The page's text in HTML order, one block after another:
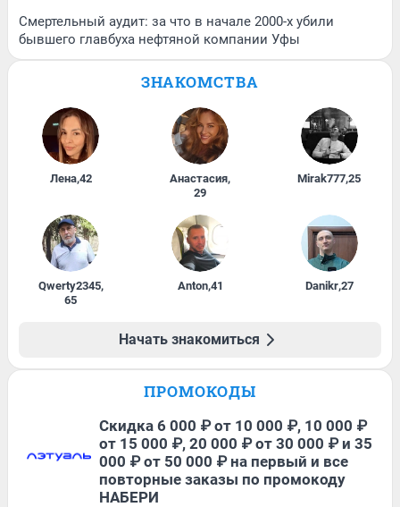
Смертельный аудит: за что в начале 2000-х убили
бывшего главбуха нефтяной компании Уфы
ЗНАКОМСТВА
Лена,42 Анастасия,
29
Mirak777,25
Qwerty2345,
65
Anton,41 Danikr,27
Начать знакомиться
ПРОМОКОДЫ
Скидка 6 000 ₽ от 10 000 ₽, 10 000 ₽
от 15 000 ₽, 20 000 ₽ от 30 000 ₽ и 35
000 ₽ от 50 000 ₽ на первый и все
повторные заказы по промокоду
НАБЕРИ